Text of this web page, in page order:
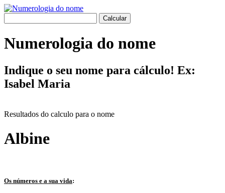
Numerologia do nome
Indique o seu nome para cálculo! Ex:
Isabel Maria
Resultados do calculo para o nome
Albine
Os números e a sua vida: